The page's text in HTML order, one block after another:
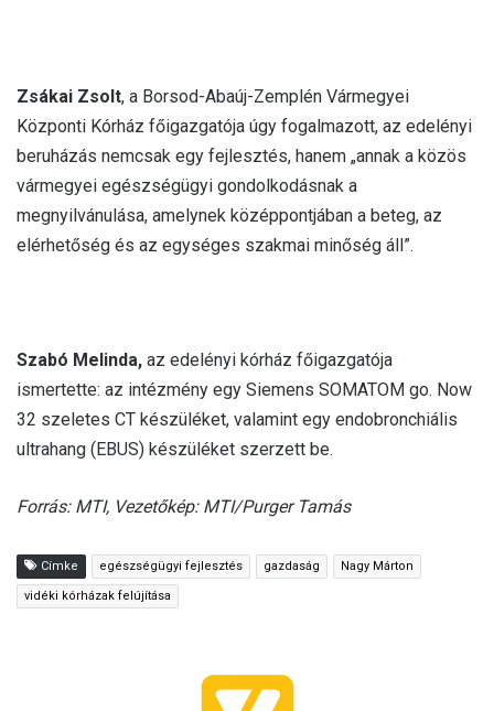
Zsákai Zsolt, a Borsod-Abaúj-Zemplén Vármegyei
Központi Kórház főigazgatója úgy fogalmazott, az edelényi
beruházás nemcsak egy fejlesztés, hanem „annak a közös
vármegyei egészségügyi gondolkodásnak a
megnyilvánulása, amelynek középpontjában a beteg, az
elérhetőség és az egységes szakmai minőség áll”.
Szabó Melinda, az edelényi kórház főigazgatója
ismertette: az intézmény egy Siemens SOMATOM go. Now
32 szeletes CT készüléket, valamint egy endobronchiális
ultrahang (EBUS) készüléket szerzett be.
Forrás: MTI, Vezetőkép: MTI/Purger Tamás
Címke egészségügyi fejlesztés gazdaság Nagy Márton
vidéki kórházak felújítása